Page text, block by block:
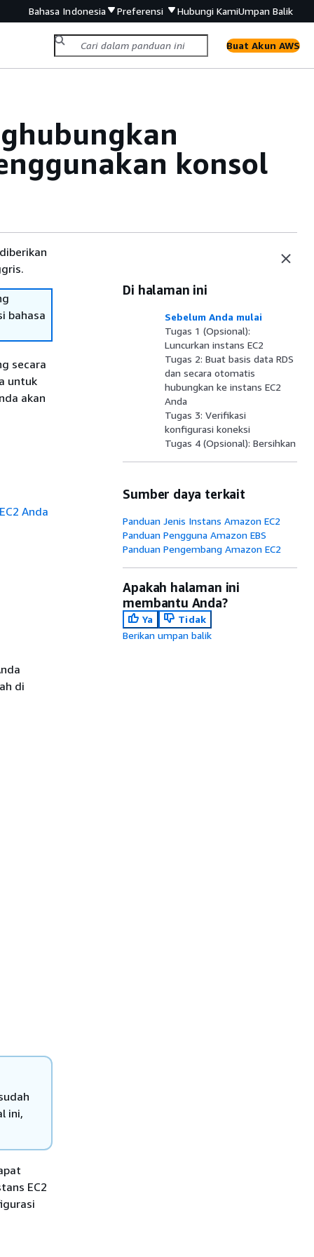
Bahasa Indonesia Preferensi Hubungi KamiUmpan Balik
Buat Akun AWS
konsol
bahasa
secara
untuk
akan
Anda
di
ini,
EC2
Di halaman ini
Sebelum Anda mulai
Tugas 1 (Opsional):
Luncurkan instans EC2
Tugas 2: Buat basis data RDS
dan secara otomatis
hubungkan ke instans EC2
Anda
Tugas 3: Verifikasi
konfigurasi koneksi
Tugas 4 (Opsional): Bersihkan
Sumber daya terkait
Panduan Jenis Instans Amazon EC2
Panduan Pengguna Amazon EBS
Panduan Pengembang Amazon EC2
Apakah halaman ini
membantu Anda?
Ya
Tidak
Berikan umpan balik